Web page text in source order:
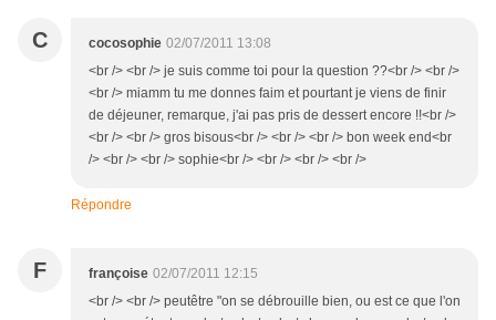
C cocosophie 02/07/2011 13:08
<br /> <br /> je suis comme toi pour la question ??<br /> <br />
<br /> miamm tu me donnes faim et pourtant je viens de finir
de déjeuner, remarque, j'ai pas pris de dessert encore !!<br />
<br /> <br /> gros bisous<br /> <br /> <br /> bon week end<br
/> <br /> <br /> sophie<br /> <br /> <br /> <br />
Répondre
F françoise 02/07/2011 12:15
<br /> <br /> peutêtre "on se débrouille bien, ou est ce que l'on